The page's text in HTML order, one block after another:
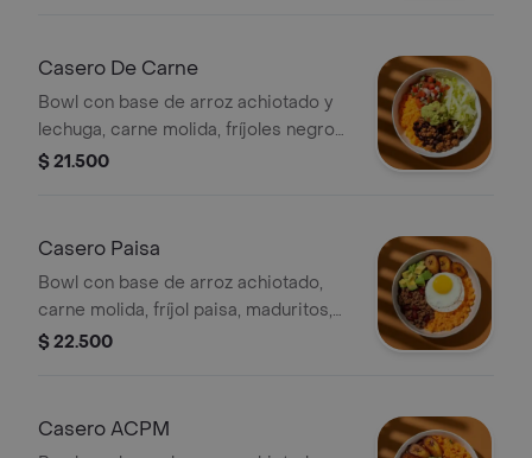
Casero De Carne
Bowl con base de arroz achiotado y
lechuga, carne molida, fríjoles negros,
pico de gallo y guacamole.
$ 21.500
Casero Paisa
Bowl con base de arroz achiotado,
carne molida, fríjol paisa, maduritos,
aguacate y huevo frito.
$ 22.500
Casero ACPM